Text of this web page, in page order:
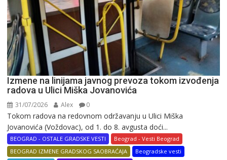
Izmene na linijama javnog prevoza tokom izvođenja
radova u Ulici Miška Jovanovića
31/07/2026 Alex 0
Tokom radova na redovnom održavanju u Ulici Miška
Jovanovića (Voždovac), od 1. do 8. avgusta doći...
BEOGRAD - OSTALE GRADSKE VESTI
Beograd - Vesti Beograd
BEOGRAD IZMENE GRADSKOG SAOBRAĆAJA
Beogradske vesti